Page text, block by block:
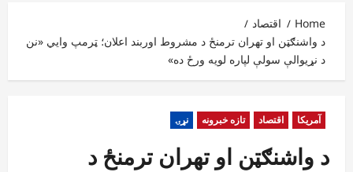
Home
اقتصاد
د واشنګټن او تهران ترمنځ د مشروط اوربند اعلان؛ ټرمپ وايي «نن
د نړیوالې سولې لپاره لویه ورځ ده»
آمریکا اقتصاد تازه خبرونه نړۍ
د واشنګټن او تهران ترمنځ د